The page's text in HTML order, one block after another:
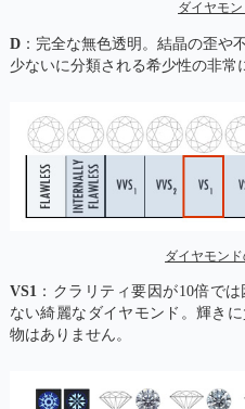
ダイヤモ
D：完全な無色透明。結晶の歪や
少ないに分類される希少性の非常
ダイヤモン
VS1：クラリティ要因が10倍で
ない綺麗なダイヤモンド。輝き
物はありません。